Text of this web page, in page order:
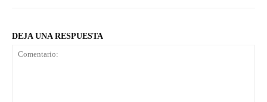
DEJA UNA RESPUESTA